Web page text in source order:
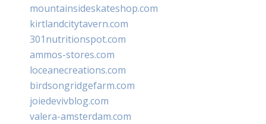
mountainsideskateshop.com
kirtlandcitytavern.com
301nutritionspot.com
ammos-stores.com
loceanecreations.com
birdsongridgefarm.com
joiedevivblog.com
valera-amsterdam.com